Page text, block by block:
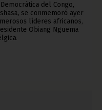
del Congo,
se conmemoró ayer
líderes africanos,
Obiang Nguema